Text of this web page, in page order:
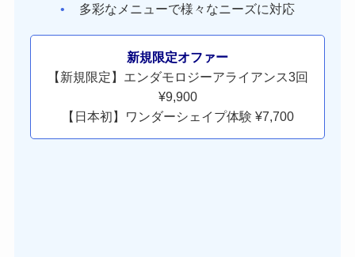
多彩なメニューで様々なニーズに対応
新規限定オファー
【新規限定】エンダモロジーアライアンス3回
¥9,900
【日本初】ワンダーシェイプ体験 ¥7,700